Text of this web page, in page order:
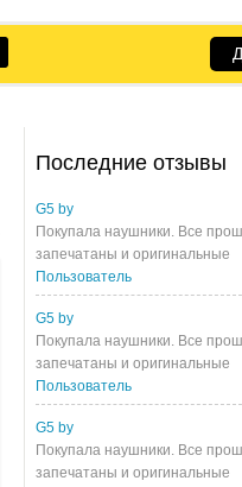
Последние отзывы
G5 by
Покупала наушники. Все
запечатаны и оригинальные
Пользователь
G5 by
Покупала наушники. Все
запечатаны и оригинальные
Пользователь
G5 by
Покупала наушники. Все
запечатаны и оригинальные